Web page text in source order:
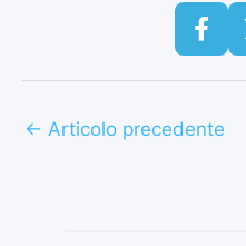
← Articolo precedente